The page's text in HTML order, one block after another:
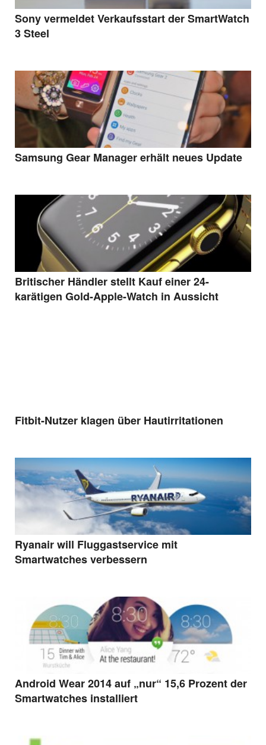
Sony vermeldet Verkaufsstart der SmartWatch
3 Steel
Samsung Gear Manager erhält neues Update
Britischer Händler stellt Kauf einer 24-
karätigen Gold-Apple-Watch in Aussicht
Fitbit-Nutzer klagen über Hautirritationen
Ryanair will Fluggastservice mit
Smartwatches verbessern
Android Wear 2014 auf „nur“ 15,6 Prozent der
Smartwatches installiert